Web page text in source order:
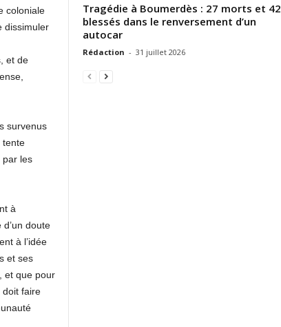
coloniale
dissimuler
et de
survenus
tente
par les
à
doute
à l’idée
et ses
et que pour
doit faire
Tragédie à Boumerdès : 27 morts et 42
blessés dans le renversement d’un
autocar
Rédaction - 31 juillet 2026